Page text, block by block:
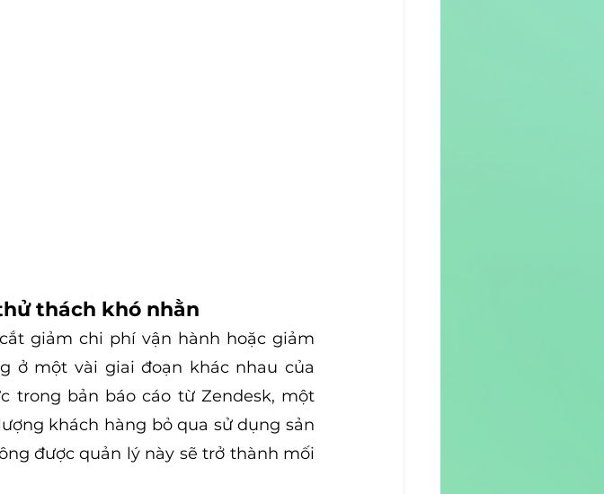
thách khó nhằn
giảm chi phí vận hành hoặc giảm
ở một vài giai đoạn khác nhau của
trong bản báo cáo từ Zendesk, một
khách hàng bỏ qua sử dụng sản
được quản lý này sẽ trở thành mối